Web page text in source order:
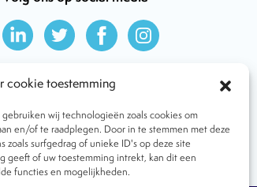
cookie toestemming
wij technologieën zoals cookies om
en/of te raadplegen. Door in te stemmen met deze
surfgedrag of unieke ID's op deze site
geeft of uw toestemming intrekt, kan dit een
functies en mogelijkheden.